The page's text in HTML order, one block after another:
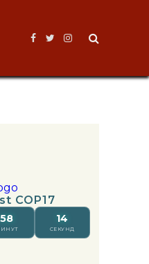
Facebook
TwitterInstagram